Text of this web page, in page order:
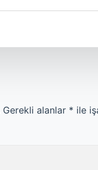
Gerekli alanlar * ile